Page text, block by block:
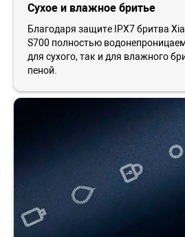
Сухое и влажное бритье
Благодаря защите IPX7 бритва
S700 полностью
для сухого, так и для влажного
пеной.